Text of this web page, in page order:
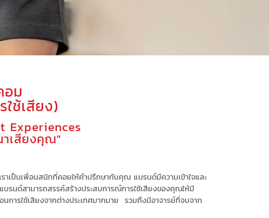
อม
ช้เสียง)
Experiences
เสียงคุณ"
าเป็นเพื่อนสนิทที่คอยให้คำปรึกษากับคุณ แบรนด์มีความเข้าใจและ
แบรนด์สามารถสรรค์สร้างประสบการณ์การใช้เสียงของคุณให้มี
ารใช้เสียงจากต่างประเทศมากมาย รวมถึงมีอาจารย์ที่จบจาก